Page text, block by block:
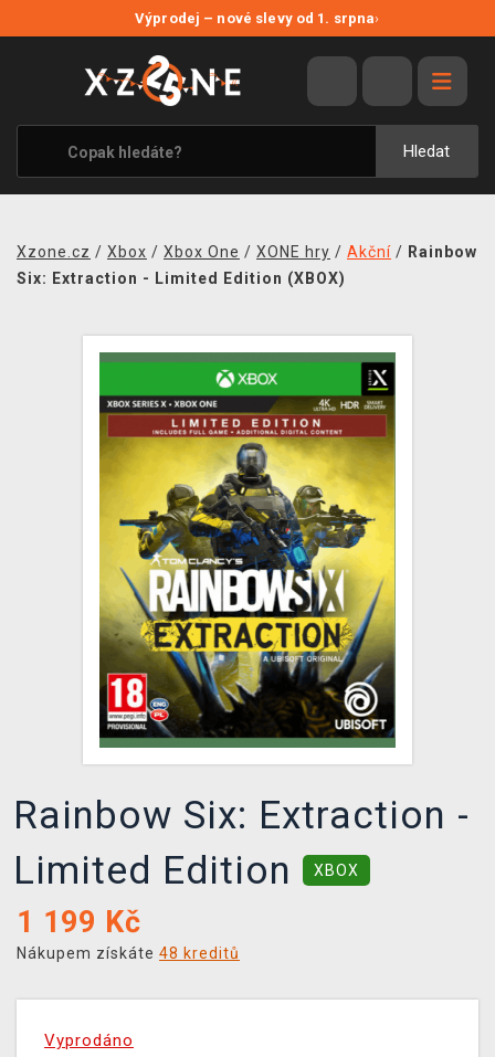
Výprodej – nové slevy od 1. srpna›
Hledat
VÝPRODEJ
VIDEOHRY
XZONE ORIGINALS
TÉMATIKY
MERCHANDISE
KONTAKT
XZONE KLUB
TCG & BOARDGAME HUB
VÝKUP HER (BAZAR)
Xzone.cz / Xbox / Xbox One / XONE hry / Akční / Rainbow
Six: Extraction - Limited Edition (XBOX)
Rainbow Six: Extraction -
Limited Edition
XBOX
1 199 Kč
Nákupem získáte 48 kreditů
Vyprodáno